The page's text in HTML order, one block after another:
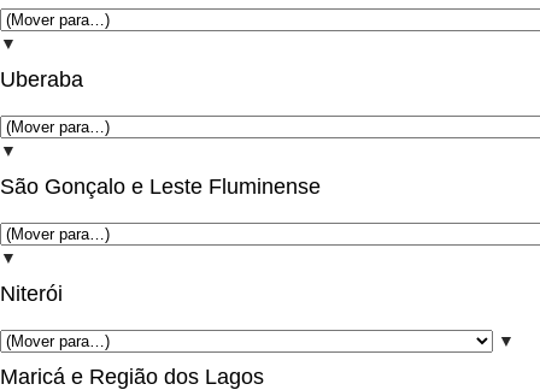
▼
Uberaba
▼
São Gonçalo e Leste Fluminense
▼
Niterói
▼
Maricá e Região dos Lagos